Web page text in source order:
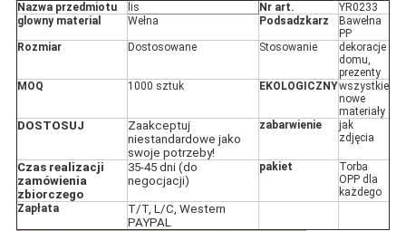
Nazwa przedmiotu lis Nr art.
YR0233
glowny material
Wełna Podsadzkarz
Bawełna
PP
Rozmiar
Dostosowane Stosowanie
dekoracje
domu,
prezenty
MOQ
1000 sztuk EKOLOGICZNYwszystkie
nowe
materiały
DOSTOSUJ
Zaakceptuj
niestandardowe jako
swoje potrzeby!
zabarwienie
jak
zdjęcia
Czas realizacji
zamówienia
zbiorczego
35-45 dni (do
negocjacji)
pakiet
Torba
OPP dla
każdego
Zapłata
T/T, L/C, Western
PAYPAL